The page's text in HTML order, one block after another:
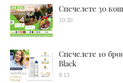
Спечелете 30
10:30
Спечелете 10
Black
8:13